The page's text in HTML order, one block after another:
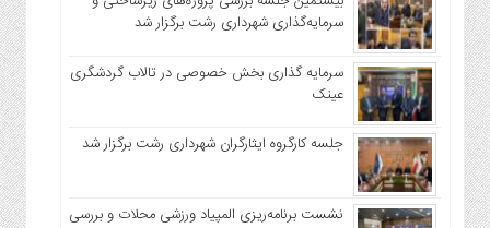
سرمایه‌گذاری شهرداری رشت برگزار شد
سرمایه گذاری بخش خصوصی در تالاب گردشگری
عینک
جلسه کارگروه ایثارگران شهرداری رشت برگزار شد
نشست برنامه‌ریزی المپیاد ورزشی محلات و بررسی